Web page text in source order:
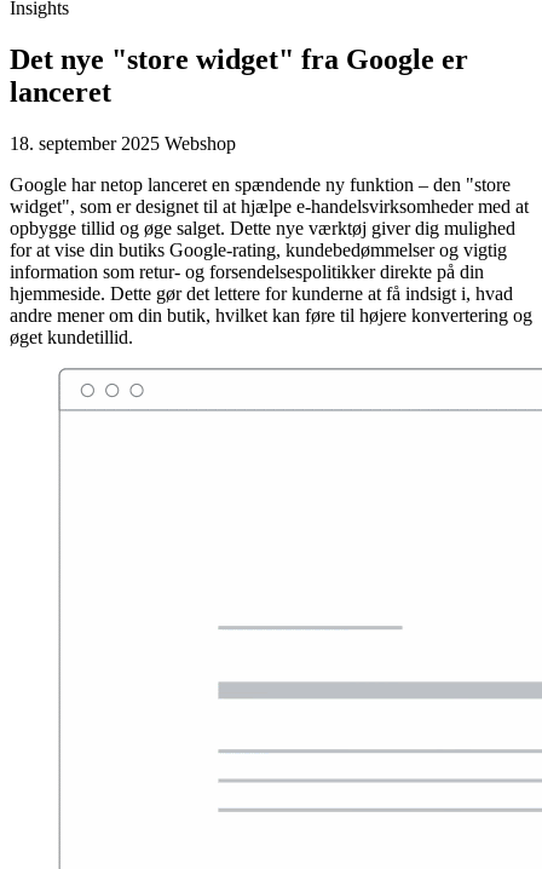
Insights
Det nye "store widget" fra Google er
lanceret
18. september 2025 Webshop
Google har netop lanceret en spændende ny funktion – den "store
widget", som er designet til at hjælpe e-handelsvirksomheder med at
opbygge tillid og øge salget. Dette nye værktøj giver dig mulighed
for at vise din butiks Google-rating, kundebedømmelser og vigtig
information som retur- og forsendelsespolitikker direkte på din
hjemmeside. Dette gør det lettere for kunderne at få indsigt i, hvad
andre mener om din butik, hvilket kan føre til højere konvertering og
øget kundetillid.